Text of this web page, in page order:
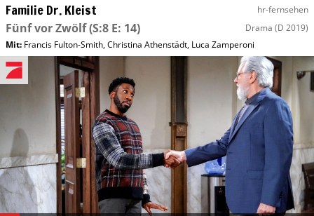
Familie Dr. Kleist hr-fernsehen
Fünf vor Zwölf(S:8 E: 14) Drama (D 2019)
Mit: Francis Fulton-Smith,Christina Athenstädt, Luca Zamperoni